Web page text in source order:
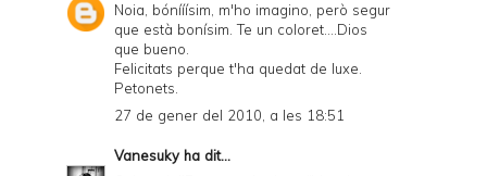
Noia, bónííísim, m'ho imagino, però segur
que està bonísim. Te un coloret....Dios
que bueno.
Felicitats perque t'ha quedat de luxe.
Petonets.
27 de gener del 2010, a les 18:51
Vanesukyha dit...